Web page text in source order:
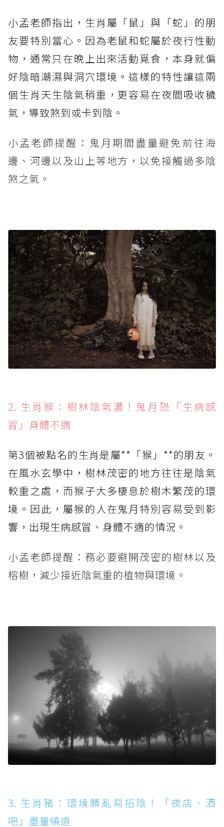
小孟老師指出，生肖屬「鼠」與「蛇」的朋
友要特別當心。因為老鼠和蛇屬於夜行性動
物，通常只在晚上出來活動覓食，本身就偏
好陰暗潮濕與洞穴環境。這樣的特性讓這兩
個生肖天生陰氣稍重，更容易在夜間吸收穢
氣，導致煞到或卡到陰。
小孟老師提醒：鬼月期間盡量避免前往海
邊、河邊以及山上等地方，以免接觸過多陰
煞之氣。
2. 生肖猴：樹林陰氣濃！鬼月恐「生病感
冒」身體不適
第3個被點名的生肖是屬**「猴」**的朋友。
在風水玄學中，樹林茂密的地方往往是陰氣
較重之處，而猴子大多棲息於樹木繁茂的環
境。因此，屬猴的人在鬼月特別容易受到影
響，出現生病感冒、身體不適的情況。
小孟老師提醒：務必要避開茂密的樹林以及
榕樹，減少接近陰氣重的植物與環境。
3. 生肖豬：環境髒亂易招陰！「夜店、酒
吧」盡量繞道